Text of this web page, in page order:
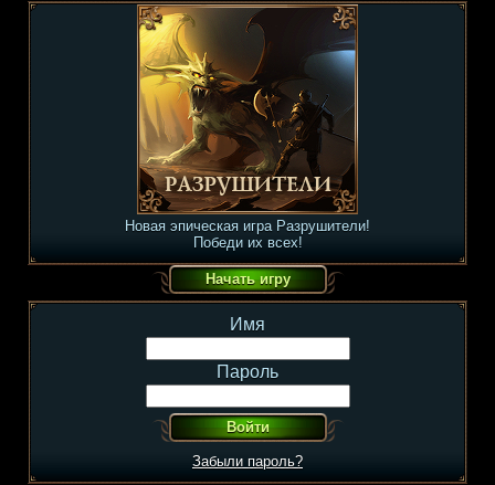
Новая эпическая игра Разрушители!
Победи их всех!
Имя
Пароль
Забыли пароль?